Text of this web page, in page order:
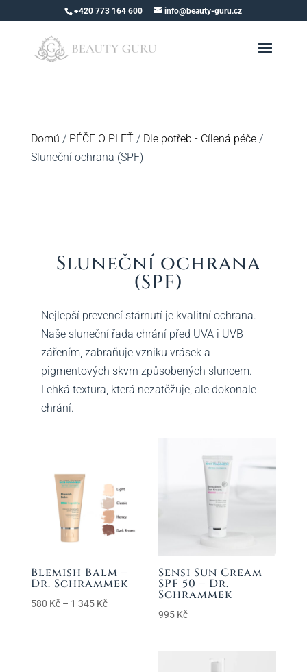
+420 773 164 600 info@beauty-guru.cz
Domů / PÉČE O PLEŤ/ Dle potřeb - Cílená péče/
Sluneční ochrana (SPF)
Sluneční ochrana
(SPF)
Nejlepší prevencí stárnutí je kvalitní ochrana.
Naše sluneční řada chrání před UVA i UVB
zářením, zabraňuje vzniku vrásek a
pigmentových skvrn způsobených sluncem.
Lehká textura, která nezatěžuje, ale dokonale
chrání.
Blemish Balm –
Dr. Schrammek
580 Kč – 1 345 KčRozpětí
Sensi Sun Cream
SPF 50 – Dr.
Schrammek
995 Kč